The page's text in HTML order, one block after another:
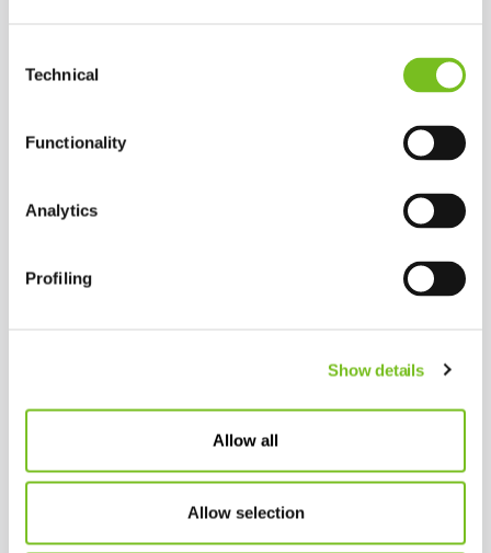
Selection
Technical
Functionality
Analytics
Profiling
Show details
Allow all
Allow selection
verneveling